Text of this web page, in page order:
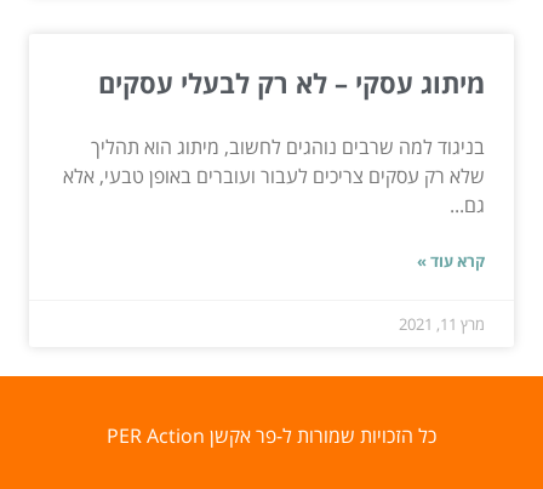
מיתוג עסקי – לא רק לבעלי עסקים
בניגוד למה שרבים נוהגים לחשוב, מיתוג הוא תהליך
שלא רק עסקים צריכים לעבור ועוברים באופן טבעי, אלא
גם...
קרא עוד »
מרץ 11, 2021
כל הזכויות שמורות ל-פר אקשן PER Action